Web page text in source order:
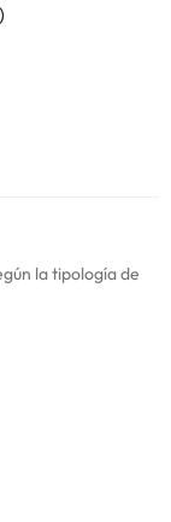
la tipología de